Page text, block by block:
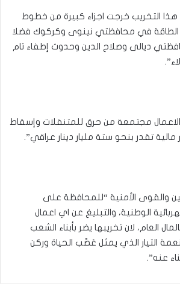
هذا التخريب خرجت اجزاء كبيرة من خطوط
الطاقة في محافظتي نينوى وكركوك فضلا
ديالى وصلاح الدين وحدوث إطفاء تام
مجتمعة من حرق للمتنقلات وإسقاط
مالية تقدر بنحو ستة مليار دينار عراقي”.
والقوى الأمنية “للمحافظة على
الوطنية، والتبليغ عن اي اعمال
العام، لان تخريبها يضر بأبناء الشعب
التيار الذي يمثل عَصّب الحياة وركن
عنه”.